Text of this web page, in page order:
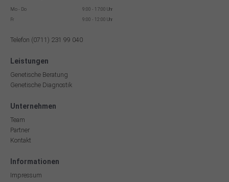
Mo - Do
9:00 - 17:00 Uhr
Fr
9:00 - 12:00 Uhr
Telefon (0711) 231 99 040
Leistungen
Genetische Beratung
Genetische Diagnostik
Unternehmen
Team
Partner
Kontakt
Informationen
Impressum